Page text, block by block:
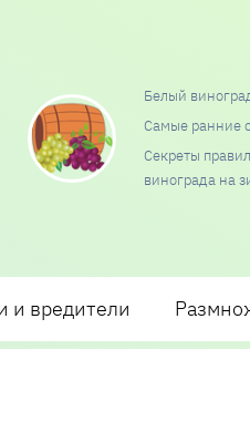
Белый
Самые ранние
Секреты
винограда на
и вредители